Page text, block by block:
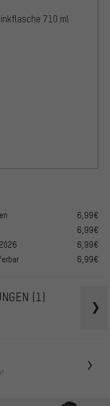
710 ml
6,99€
6,99€
6,99€
6,99€
(1)